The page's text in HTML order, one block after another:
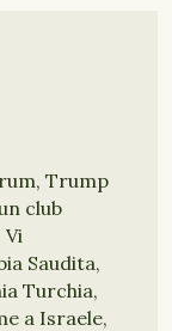
Trump
club
Saudita,
Turchia,
a Israele,